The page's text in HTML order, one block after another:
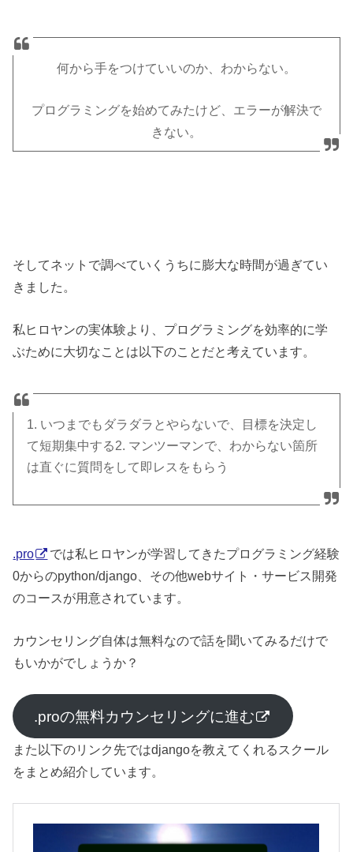
何から手をつけていいのか、わからない。
プログラミングを始めてみたけど、エラーが解決で
きない。
そしてネットで調べていくうちに膨大な時間が過ぎてい
きました。
私ヒロヤンの実体験より、プログラミングを効率的に学
ぶために大切なことは以下のことだと考えています。
1. いつまでもダラダラとやらないで、目標を決定し
て短期集中する2. マンツーマンで、わからない箇所
は直ぐに質問をして即レスをもらう
.pro
では私ヒロヤンが学習してきたプログラミング経験
0からのpython/django、その他webサイト・サービス開発
のコースが用意されています。
カウンセリング自体は無料なので話を聞いてみるだけで
もいかがでしょうか？
.proの無料カウンセリングに進む
また以下のリンク先ではdjangoを教えてくれるスクール
をまとめ紹介しています。